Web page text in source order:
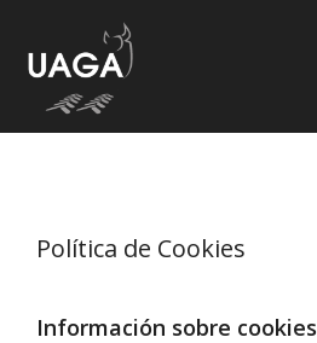
content
Política de Cookies
Información sobre cookies